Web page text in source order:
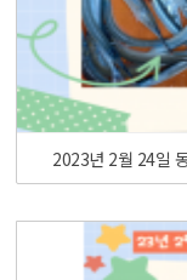
2023년 2월 24일